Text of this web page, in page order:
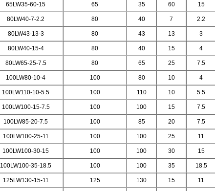
65LW35-60-15 65 35 60 15
80LW40-7-2.2 80 40 7 2.2
80LW43-13-3 80 43 13 3
80LW40-15-4 80 40 15 4
80LW65-25-7.5 80 65 25 7.5
100LW80-10-4 100 80 10 4
100LW110-10-5.5 100 110 10 5.5
100LW100-15-7.5 100 100 15 7.5
100LW85-20-7.5 100 85 20 7.5
100LW100-25-11 100 100 25 11
100LW100-30-15 100 100 30 15
100LW100-35-18.5 100 100 35 18.5
125LW130-15-11 125 130 15 11